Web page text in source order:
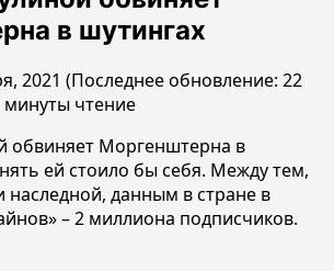
в шутингах
2021 (Последнее обновление: 22
минуты чтение
обвиняет Моргенштерна в
ей стоило бы себя. Между тем,
наследной, данным в стране в
– 2 миллиона подписчиков.